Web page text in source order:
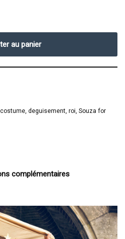
au panier
costume deguisement roi Souza for
complémentaires